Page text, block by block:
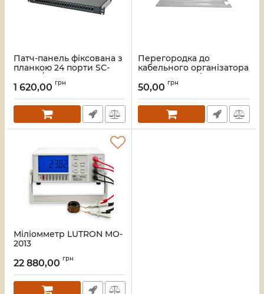
Патч-панель фіксована з
планкою 24 порти SC-
Simpl./LC-Dupl., пуста,
каб.вводи для
Артикул:UA-FOPFP24SCS-B
1 620,00 грн
Перегородка до
кабельного організатора
для запаса кабелю 19 "2U
400 мм глибина, чорний
Артикул:CMS-CS2U440-PP24-BK
50,00 грн
Міліомметр LUTRON MO-
2013
22 880,00 грн